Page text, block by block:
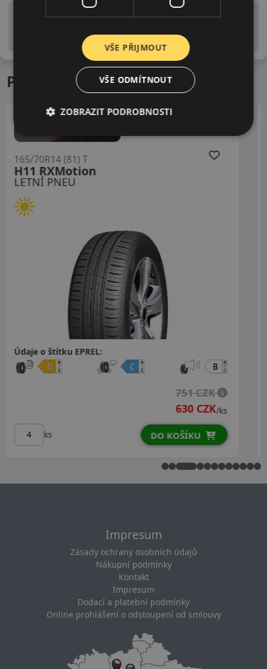
Upozornění! Hodnoty na štítku jsou pouze
is EU štítky ve smyslu dosud platné (předchozí) legislativy.
Podobné produkty
LETNÍ PNEU
NP226 XL
165/70R14 (85) T
Údaje o štítku EPREL:
DO KOŠÍKU
Impresum
Zásady ochrany osobních údajů
Nákupní podmínky
Kontakt
Impresum
Dodací a platební podmínky
Online prohlášení o odstoupení od smlouvy
VŠE PŘIJMOUT
VŠE ODMÍTNOUT
ZOBRAZIT PODROBNOSTI